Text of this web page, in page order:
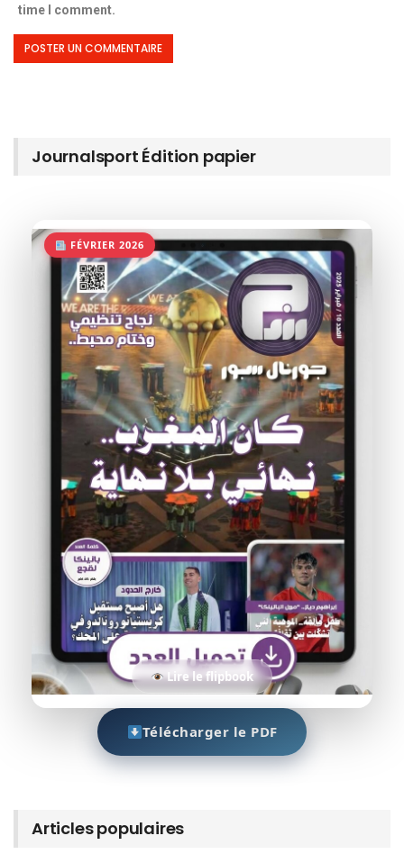
time I comment.
Journalsport Édition papier
FÉVRIER 2026
Lire le flipbook
Télécharger le PDF
Articles populaires